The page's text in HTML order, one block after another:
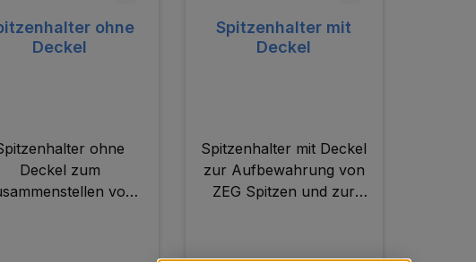
ohne
Deckel
ohne
Deckel zum
von
Spitzenhalter mit
Deckel
Spitzenhalter mit Deckel
zur Aufbewahrung von
ZEG Spitzen und zur